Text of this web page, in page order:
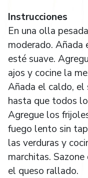
Instrucciones
En una olla
moderado. Añada
esté suave.
ajos y cocine la
Añada el caldo, el
hasta que todos
Agregue los
fuego lento sin
las verduras y
marchitas.
el queso rallado.